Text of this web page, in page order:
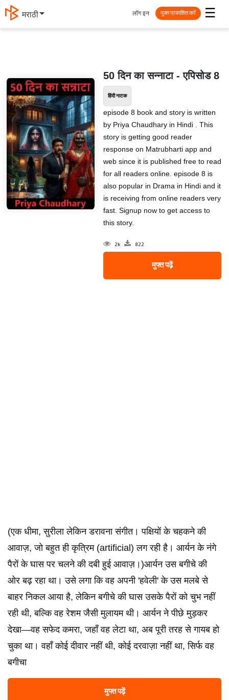
मराठी ☰
लॉग इन मुक्त प्रकाशित करें
50 दिन का सन्नाटा - एपिसोड 8
हिंदी नाटक
episode 8 book and story is written
by Priya Chaudhary in Hindi . This
story is getting good reader
response on Matrubharti app and
web since it is published free to read
for all readers online. episode 8 is
also popular in Drama in Hindi and it
is receiving from online readers very
fast. Signup now to get access to
this story.
2k 822
मुफ्त पढ़ें
(एक धीमा, सुरीला लेकिन डरावना संगीत। पक्षियों के चहकने की
आवाज़, जो बहुत ही कृत्रिम (artificial) लग रही है। आर्यन के नंगे
पैरों के घास पर चलने की दबी हुई आवाज़।)आर्यन उस बगीचे की
ओर बढ़ रहा था। उसे लगा कि वह अपनी 'हवेली' के उस मलबे से
बाहर निकल आया है, लेकिन बगीचे की घास उसके पैरों को चुभ नहीं
रही थी, बल्कि वह रेशम जैसी मुलायम थी। आर्यन ने पीछे मुड़कर
देखा—वह सफेद कमरा, जहाँ वह लेटा था, अब पूरी तरह से गायब हो
चुका था। वहाँ कोई दीवार नहीं थी, कोई दरवाज़ा नहीं था, सिर्फ वह
बगीचा
मुफ्त पढ़ें